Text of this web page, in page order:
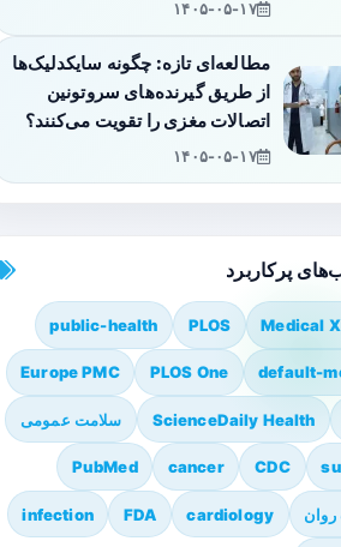
۱۴۰۵-۰۵-۱۷
مطالعه‌ای تازه: چگونه سایکدلیک‌ها
از طریق گیرنده‌های سروتونین
اتصالات مغزی را تقویت می‌کنند؟
۱۴۰۵-۰۵-۱۷
پرکاربرد
Medical
PLOS
public-health
default-
PLOS One
Europe PMC
ScienceDaily Health سلامت عمومی
CDC
cancer
PubMed
cardiology
FDA
infection